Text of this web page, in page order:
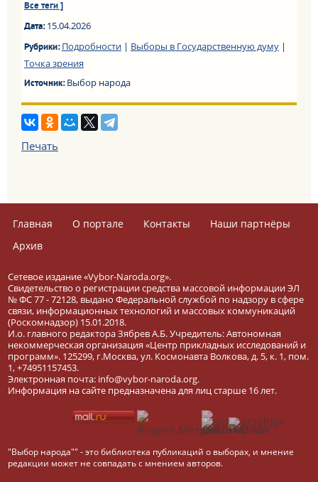
Все теги ]
Дата:15.04.2026
Рубрики:Подробности| Выборы в Государственную думу|
Точка зрения
Источник:Выбор народа
Печать
Главная О портале Контакты
Наши партнёры
Архив
Сетевое издание «Vybor-Naroda.org».
Свидетельство о регистрации средства массовой информации ЭЛ
№ ФС 77 - 72128, выдано Федеральной службой по надзору в сфере
связи, информационных технологий и массовых коммуникаций
(Роскомнадзор) 15.01.2018.
И.о. главного редактора Зябрев А.Б. Учредитель: Автономная
некоммерческая организация «Центр прикладных исследований и
программ». 125299, г.Москва, ул. Космонавта Волкова, д. 5, к. 1, пом.
1, +74951157453.
Электронная почта: info@vybor-naroda.org.
Информация на сайте предназначена для лиц старше 16 лет.
"Выбор народа"" - это библиотека публикаций о выборах, и мнение
редакции может не совпадать с мнением авторов.